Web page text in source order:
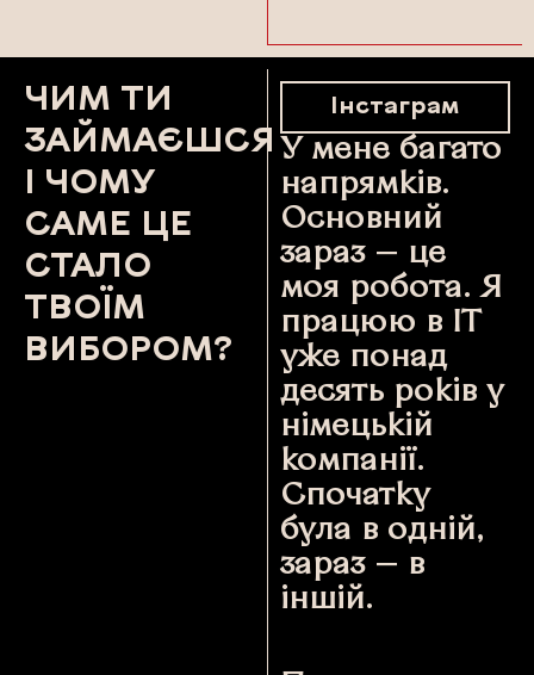
ЧИМ ТИ
ЗАЙМАЄШСЯ
І ЧОМУ
САМЕ ЦЕ
СТАЛО
ТВОЇМ
ВИБОРОМ?
Інстаграм
У мене багато
напрямків.
Основний
зараз — це
моя робота. Я
працюю в ІТ
уже понад
десять років у
німецькій
компанії.
Спочатку
була в одній,
зараз — в
іншій.